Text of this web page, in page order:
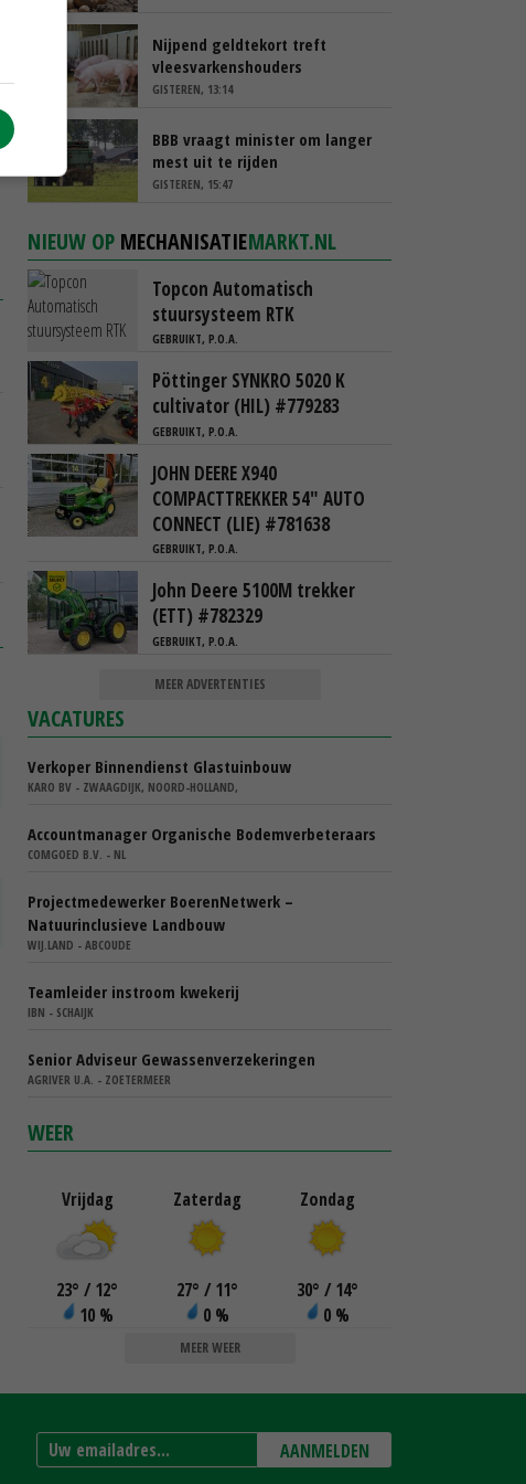
Nijpend geldtekort treft
vleesvarkenshouders
GISTEREN, 13:14
BBB vraagt minister om langer
mest uit te rijden
GISTEREN, 15:47
NIEUW OP MECHANISATIEMARKT.NL
Topcon Automatisch
stuursysteem RTK
GEBRUIKT, P.O.A.
Pöttinger SYNKRO 5020 K
cultivator (HIL) #779283
GEBRUIKT, P.O.A.
JOHN DEERE X940
COMPACTTREKKER 54" AUTO
CONNECT (LIE) #781638
GEBRUIKT, P.O.A.
John Deere 5100M trekker
(ETT) #782329
GEBRUIKT, P.O.A.
MEER ADVERTENTIES
VACATURES
Verkoper Binnendienst Glastuinbouw
KARO BV - ZWAAGDIJK, NOORD-HOLLAND,
Accountmanager Organische Bodemverbeteraars
COMGOED B.V. - NL
Projectmedewerker BoerenNetwerk –
Natuurinclusieve Landbouw
WIJ.LAND - ABCOUDE
Teamleider instroom kwekerij
IBN - SCHAIJK
Senior Adviseur Gewassenverzekeringen
AGRIVER U.A. - ZOETERMEER
WEER
Vrijdag
23° / 12°
10 %
Zaterdag
27° / 11°
0 %
Zondag
30° / 14°
0 %
MEER WEER
AANMELDEN